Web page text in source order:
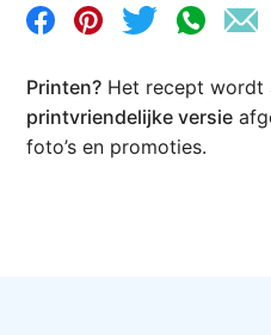
Printen? Het recept wordt
printvriendelijke versie
foto’s en promoties.